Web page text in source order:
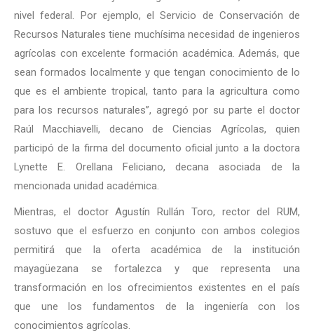
nivel federal. Por ejemplo, el Servicio de Conservación de
Recursos Naturales tiene muchísima necesidad de ingenieros
agrícolas con excelente formación académica. Además, que
sean formados localmente y que tengan conocimiento de lo
que es el ambiente tropical, tanto para la agricultura como
para los recursos naturales”, agregó por su parte el doctor
Raúl Macchiavelli, decano de Ciencias Agrícolas, quien
participó de la firma del documento oficial junto a la doctora
Lynette E. Orellana Feliciano, decana asociada de la
mencionada unidad académica.
Mientras, el doctor Agustín Rullán Toro, rector del RUM,
sostuvo que el esfuerzo en conjunto con ambos colegios
permitirá que la oferta académica de la institución
mayagüezana se fortalezca y que representa una
transformación en los ofrecimientos existentes en el país
que une los fundamentos de la ingeniería con los
conocimientos agrícolas.